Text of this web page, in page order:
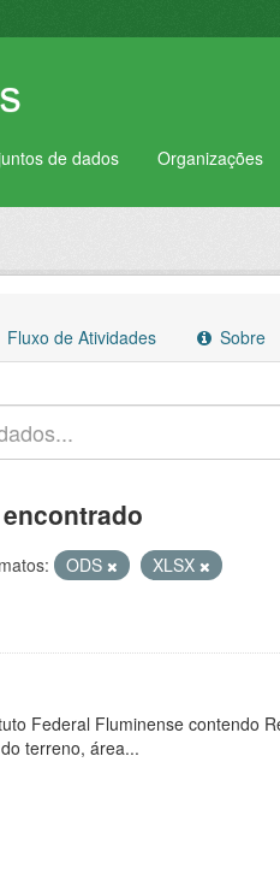
de dados Organizações
Fluxo de Atividades Sobre
ODS
XLSX
Federal Fluminense contendo
terreno, área...